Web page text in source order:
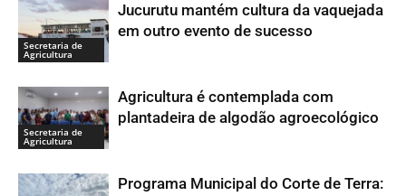
Secretaria de
Agricultura
Jucurutu mantém cultura da vaquejada
em outro evento de sucesso
Secretaria de
Agricultura
Agricultura é contemplada com
plantadeira de algodão agroecológico
Programa Municipal do Corte de Terra: